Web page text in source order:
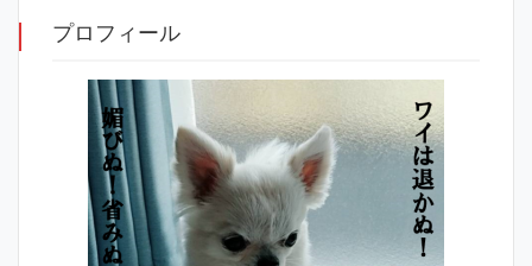
プロフィール